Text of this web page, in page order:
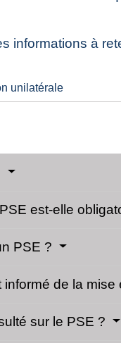
informations à
unilatérale
est-elle
PSE ?
de la mise
sur le PSE ?